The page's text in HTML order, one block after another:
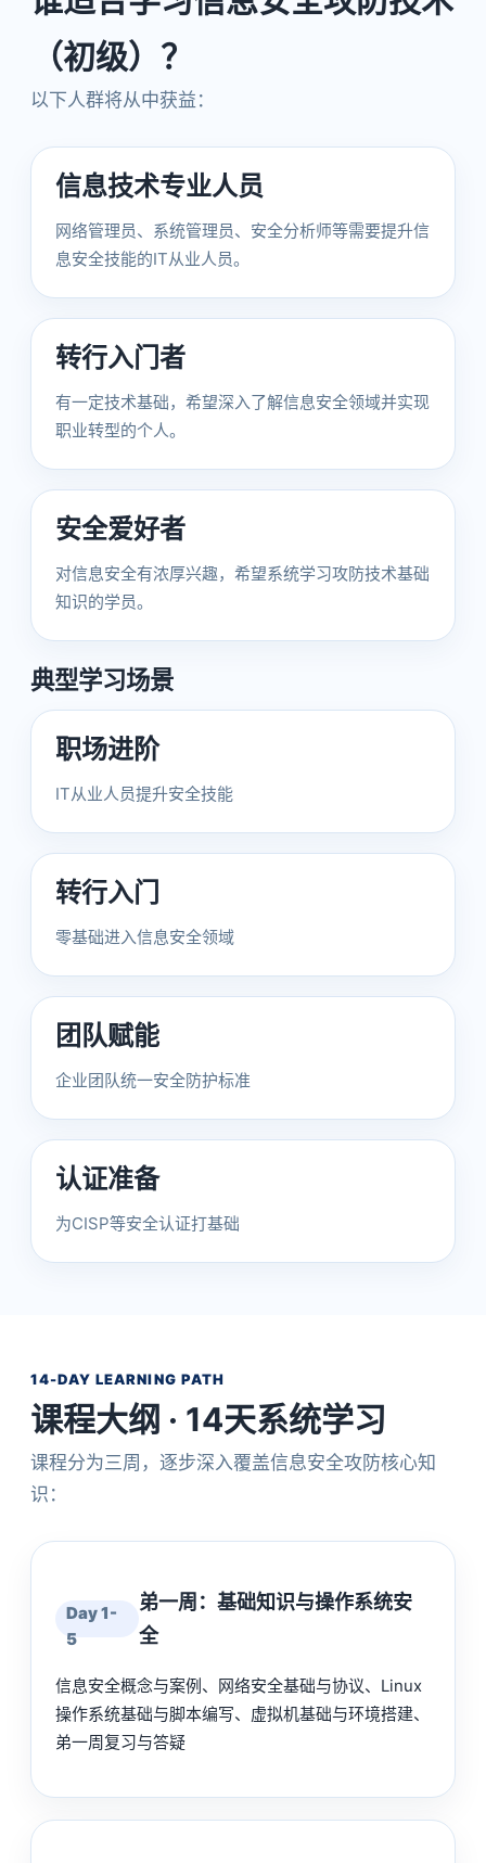
（初级）？
以下人群将从中获益：
信息技术专业人员
网络管理员、系统管理员、安全分析师等需要提升信
息安全技能的IT从业人员。
转行入门者
有一定技术基础，希望深入了解信息安全领域并实现
职业转型的个人。
安全爱好者
对信息安全有浓厚兴趣，希望系统学习攻防技术基础
知识的学员。
典型学习场景
职场进阶
IT从业人员提升安全技能
转行入门
零基础进入信息安全领域
团队赋能
企业团队统一安全防护标准
认证准备
为CISP等安全认证打基础
14-DAY LEARNING PATH
课程大纲 · 14天系统学习
课程分为三周，逐步深入覆盖信息安全攻防核心知
识：
Day 1-
5
弟一周：基础知识与操作系统安
全
信息安全概念与案例、网络安全基础与协议、Linux
操作系统基础与脚本编写、虚拟机基础与环境搭建、
弟一周复习与答疑